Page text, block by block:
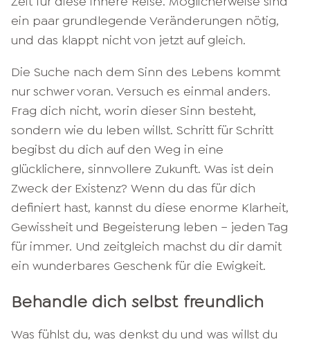
ein paar grundlegende Veränderungen nötig,
und das klappt nicht von jetzt auf gleich.
Die Suche nach dem Sinn des Lebens kommt
nur schwer voran. Versuch es einmal anders.
Frag dich nicht, worin dieser Sinn besteht,
sondern wie du leben willst. Schritt für Schritt
begibst du dich auf den Weg in eine
glücklichere, sinnvollere Zukunft. Was ist dein
Zweck der Existenz? Wenn du das für dich
definiert hast, kannst du diese enorme Klarheit,
Gewissheit und Begeisterung leben – jeden Tag
für immer. Und zeitgleich machst du dir damit
ein wunderbares Geschenk für die Ewigkeit.
Behandle dich selbst freundlich
Was fühlst du, was denkst du und was willst du